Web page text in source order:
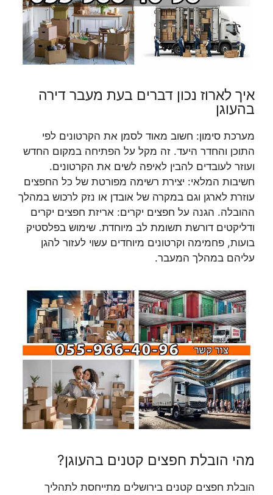
איך לארוז נכון דברים בעת מעבר דירה
בהעוגן
מערכת סימון: חשוב מאוד לסמן את הקרטונים לפי
התוכן והחדר היעד. זה מקל על הפתיחה במקום החדש
ועוזר לעובדים להבין לאיפה לשים את הקרטונים.
חשיבות המלאי: יצירת רשימה מפורטת של כל החפצים
עוזרת לארגן וגם במקרה של אובדן או נזק לרכוש במהלך
ההובלה. הגנה על חפצים יקרים: אריזת חפצים יקרים
ודליקטים דורשת תשומת לב מיוחדת. שימוש בפלסטיק
בועות, פחמימה וקרטונים מיוחדים עשוי לעזור להגן
עליהם במהלך המעבר.
מהי הובלת חפצים קטנים בהעוגן?
הובלת חפצים קטנים בירושלים מתייחסת לתהליך